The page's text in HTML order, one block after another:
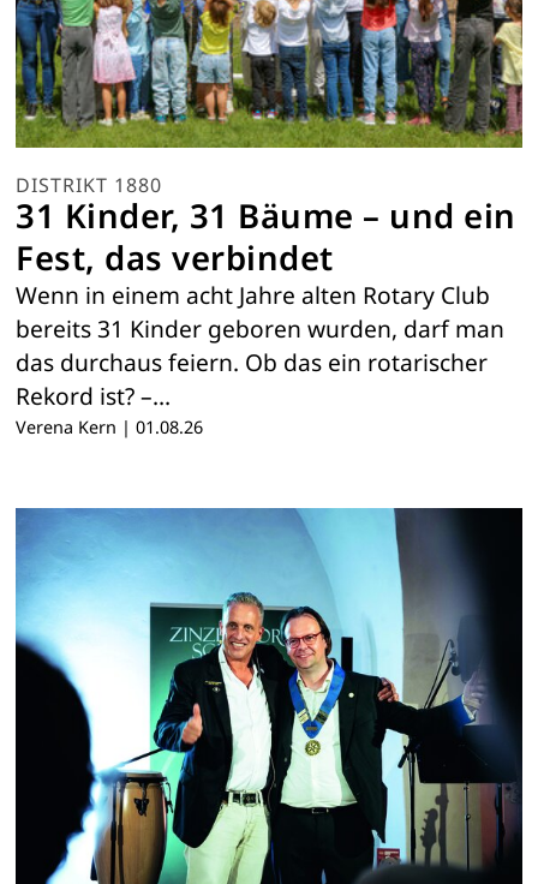
DISTRIKT 1880
31 Kinder, 31 Bäume – und ein
Fest, das verbindet
Wenn in einem acht Jahre alten Rotary Club
bereits 31 Kinder geboren wurden, darf man
das durchaus feiern. Ob das ein rotarischer
Rekord ist? –…
Verena Kern | 01.08.26